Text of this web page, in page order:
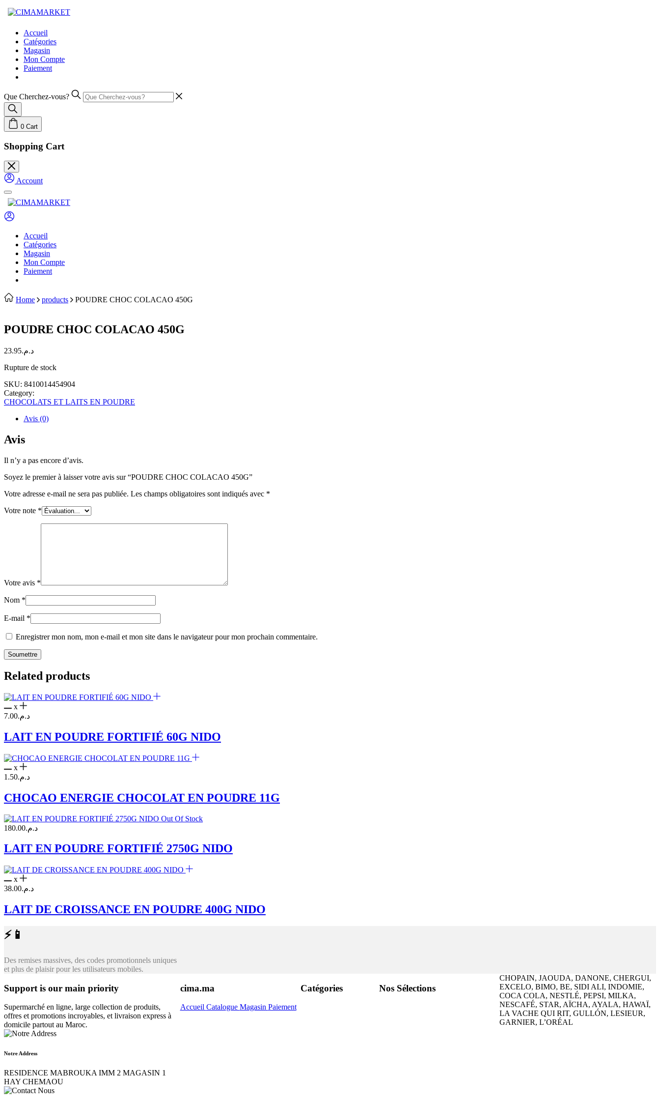
Skip
to
Accueil
Catégories
Magasin
Mon Compte
Paiement
Que Cherchez-vous?
0 Cart
Shopping Cart
Account
Accueil
Catégories
Magasin
Mon Compte
Paiement
Home products POUDRE CHOC COLACAO 450G
POUDRE CHOC COLACAO 450G
د.م.23.95
Rupture de stock
SKU: 8410014454904
Category:
CHOCOLATS ET LAITS EN POUDRE
Avis (0)
Avis
Il n’y a pas encore d’avis.
Soyez le premier à laisser votre avis sur “POUDRE CHOC COLACAO 450G”
Votre adresse e-mail ne sera pas publiée. Les champs obligatoires sont indiqués avec *
Votre note *
Votre avis *
Nom *
E-mail *
Enregistrer mon nom, mon e-mail et mon site dans le navigateur pour mon prochain commentaire.
Related products
x
د.م.7.00
LAIT EN POUDRE FORTIFIÉ 60G NIDO
x
د.م.1.50
CHOCAO ENERGIE CHOCOLAT EN POUDRE 11G
Out Of Stock
د.م.180.00
LAIT EN POUDRE FORTIFIÉ 2750G NIDO
x
د.م.38.00
LAIT DE CROISSANCE EN POUDRE 400G NIDO
⚡📱
Des remises massives, des codes promotionnels uniques
et plus de plaisir pour les utilisateurs mobiles.
Support is our main priority
Supermarché en ligne, large collection de produits,
offres et promotions incroyables, et livraison express à
domicile partout au Maroc.
Notre Address
RESIDENCE MABROUKA IMM 2 MAGASIN 1
HAY CHEMAOU
cima.ma
Accueil Catalogue Magasin Paiement
Catégories Nos Sélections
CHOPAIN, JAOUDA, DANONE, CHERGUI,
EXCELO, BIMO, BE, SIDI ALI, INDOMIE,
COCA COLA, NESTLÉ, PEPSI, MILKA,
NESCAFÉ, STAR, AÏCHA, AYALA, HAWAÏ,
LA VACHE QUI RIT, GULLÓN, LESIEUR,
GARNIER, L’ORÉAL